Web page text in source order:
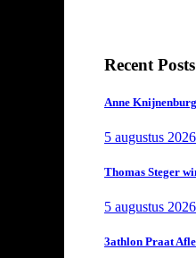
Recent Posts
Anne
5 augustus 2026
Thomas Steger
5 augustus 2026
3athlon Praat